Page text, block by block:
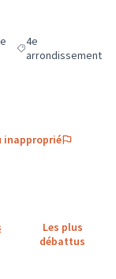
:
Filtrer les résultats
4e
arrondissement
inapproprié
Les plus
débattus